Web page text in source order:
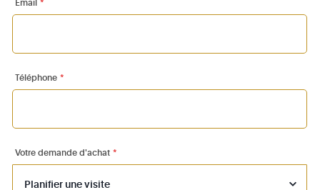
Email *
Téléphone *
Votre demande d'achat *